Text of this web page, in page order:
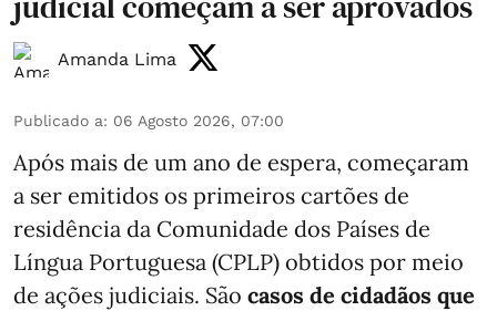
Amanda Lima
Publicado a: 06 Agosto 2026, 07:00
Após mais de um ano de espera, começaram
a ser emitidos os primeiros cartões de
residência da Comunidade dos Países de
Língua Portuguesa (CPLP) obtidos por meio
de ações judiciais. São casos de cidadãos que